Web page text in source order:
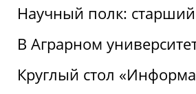
Научный полк:
В Аграрном
Круглый стол